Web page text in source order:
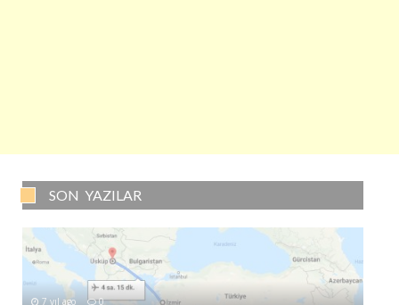
SON YAZILAR
7 yıl ago 0